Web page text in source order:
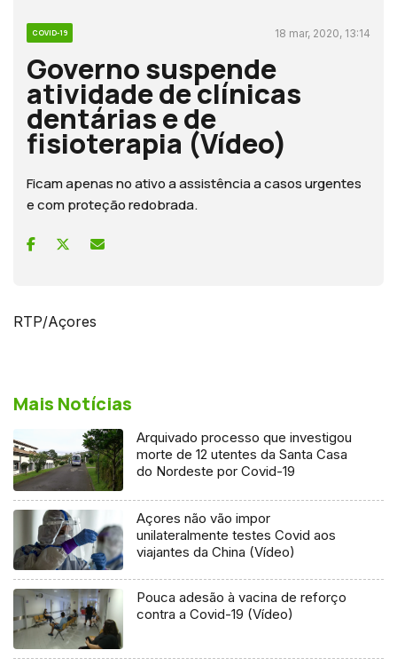
COVID-19 18 mar, 2020, 13:14
Governo suspende
atividade de clínicas
dentárias e de
fisioterapia (Vídeo)
Ficam apenas no ativo a assistência a casos urgentes
e com proteção redobrada.
RTP/Açores
Mais Notícias
Arquivado processo que investigou
morte de 12 utentes da Santa Casa
do Nordeste por Covid-19
Açores não vão impor
unilateralmente testes Covid aos
viajantes da China (Vídeo)
Pouca adesão à vacina de reforço
contra a Covid-19 (Vídeo)